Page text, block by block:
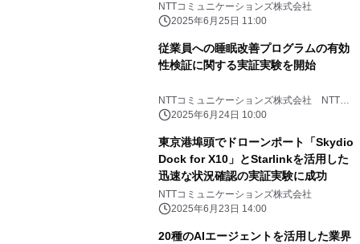
NTTコミュニケーションズ株式会社
2025年6月25日 11:00
従業員への睡眠改善プログラムの有効
性検証に関する実証実験を開始
NTTコミュニケーションズ株式会社 NTT
PARAVITA株式会社 みずほリサーチ＆テク
2025年6月24日 10:00
東京港埠頭でドローンポート「Skydio
Dock for X10」とStarlinkを活用した
迅速な状況確認の実証実験に成功
NTTコミュニケーションズ株式会社
2025年6月23日 14:00
20種のAIエージェントを活用した業界